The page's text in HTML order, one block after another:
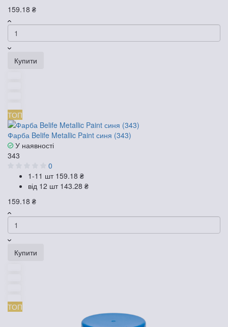
159.18 ₴
Купити
ТОП
Фарба Belife Metallic Paint синя (343)
У наявності
343
0
1-11 шт 159.18 ₴
від 12 шт 143.28 ₴
159.18 ₴
Купити
ТОП